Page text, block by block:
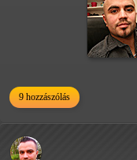
9 hozzászólás